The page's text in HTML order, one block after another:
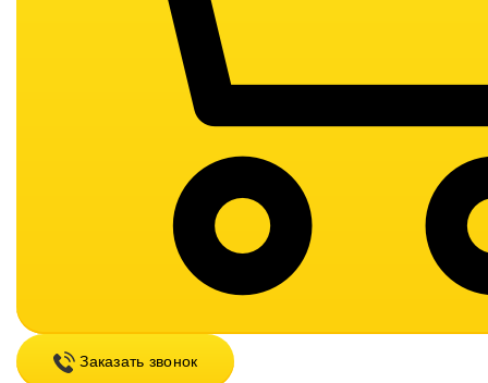
Заказать звонок